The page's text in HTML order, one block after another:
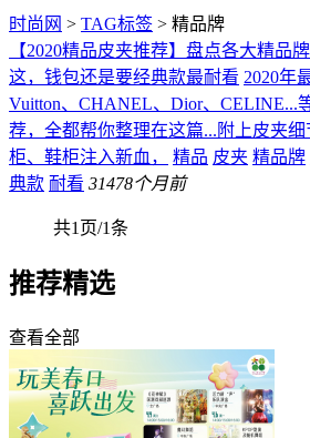
时尚网 > TAG标签 > 精品牌
【2020精品皮夹推荐】盘点各大精品
这，钱包还是要经典款最耐看 2020年
Vuitton、CHANEL、Dior、CELINE...
荐，全都帮你整理在这篇...附上皮夹
柜、鞋柜注入新血，
精品 皮夹 精品牌
典款 耐看 31478个月前
共1页/1条
推荐精选
查看全部